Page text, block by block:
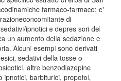
farmaco-farmaco: e'
di
ipnotici e depres sori del
un aumento della sedazione e
Alcuni esempi sono derivati
sedativi della tosse o
altre benzodiazepine
ipnotici, barbiturici, propofol,